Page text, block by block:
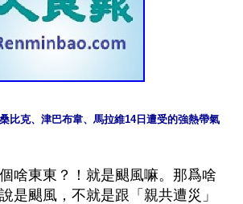
比克、津巴布韋、馬拉維14日遭受的強熱帶氣
啥東東？！就是颶風嘛。那爲啥
是颶風，不就是跟「親共遭災」